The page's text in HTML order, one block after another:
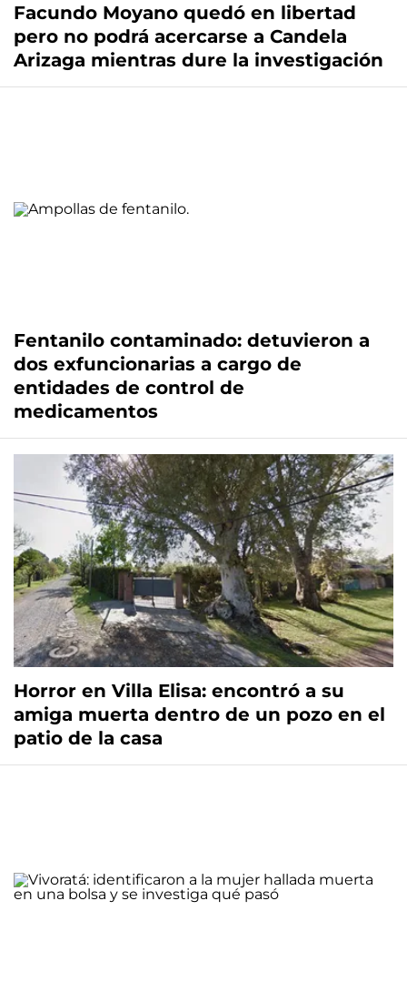
Facundo Moyano quedó en libertad
pero no podrá acercarse a Candela
Arizaga mientras dure la investigación
Fentanilo contaminado: detuvieron a
dos exfuncionarias a cargo de
entidades de control de
medicamentos
Horror en Villa Elisa: encontró a su
amiga muerta dentro de un pozo en el
patio de la casa